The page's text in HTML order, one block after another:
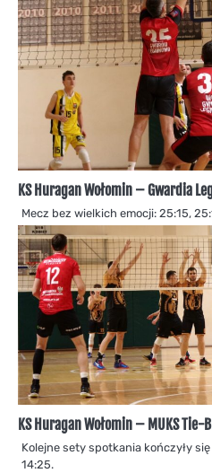
KS Huragan Wołomin – Gwardia
Mecz bez wielkich emocji: 25:15,
KS Huragan Wołomin – MUKS Tie-
Kolejne sety spotkania kończyły
14:25.